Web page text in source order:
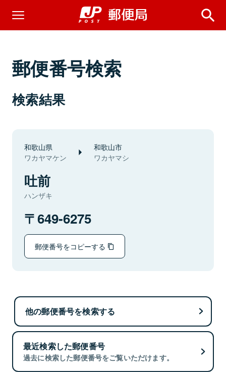
郵便番号検索
検索結果
和歌山県
ワカヤマケン
和歌山市
ワカヤマシ
吐前
ハンザキ
649-6275
郵便番号をコピーする
他の郵便番号を検索する
最近検索した郵便番号
過去に検索した郵便番号をご覧いただけます。